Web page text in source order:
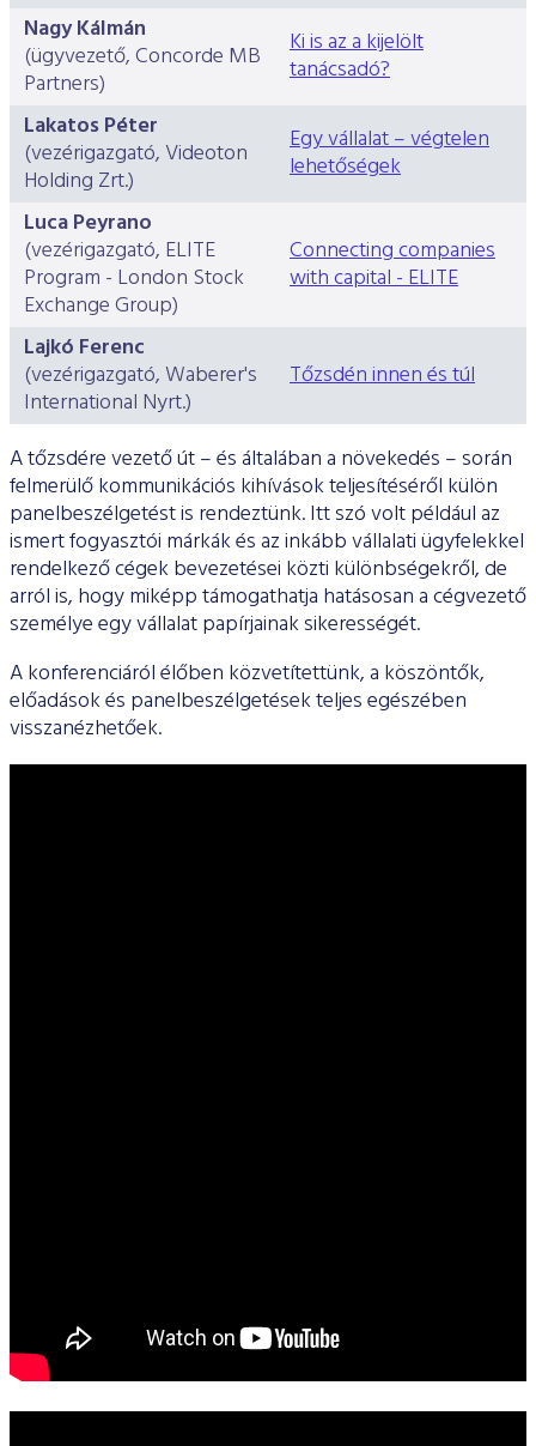
Nagy Kálmán
(ügyvezető, Concorde MB
Partners)
Ki is az a kijelölt
tanácsadó?
Lakatos Péter
(vezérigazgató, Videoton
Holding Zrt.)
Egy vállalat – végtelen
lehetőségek
Luca Peyrano
(vezérigazgató, ELITE
Program - London Stock
Exchange Group)
Connecting companies
with capital - ELITE
Lajkó Ferenc
(vezérigazgató, Waberer's
International Nyrt.)
Tőzsdén innen és túl
A tőzsdére vezető út – és általában a növekedés – során
felmerülő kommunikációs kihívások teljesítéséről külön
panelbeszélgetést is rendeztünk. Itt szó volt például az
ismert fogyasztói márkák és az inkább vállalati ügyfelekkel
rendelkező cégek bevezetései közti különbségekről, de
arról is, hogy miképp támogathatja hatásosan a cégvezető
személye egy vállalat papírjainak sikerességét.
A konferenciáról élőben közvetítettünk, a köszöntők,
előadások és panelbeszélgetések teljes egészében
visszanézhetőek.